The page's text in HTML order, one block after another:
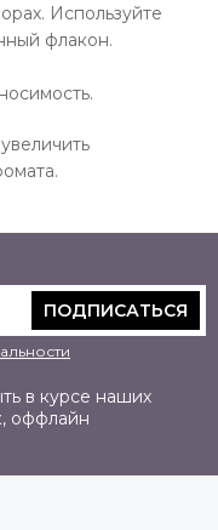
Используйте
флакон.
ПОДПИСАТЬСЯ
в курсе наших
оффлайн